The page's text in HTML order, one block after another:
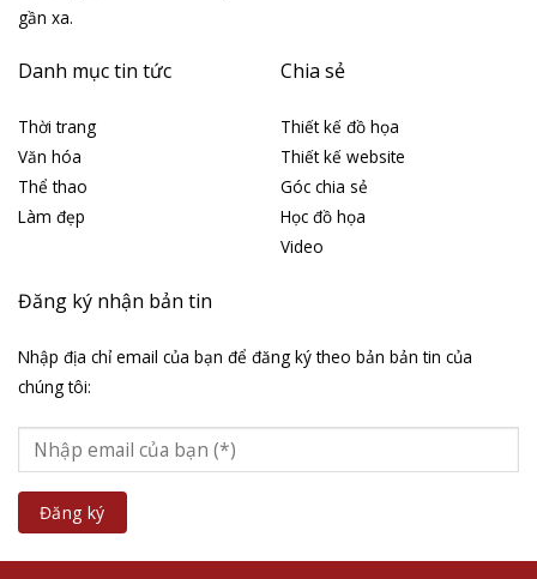
gần xa.
Danh mục tin tức
Thời trang
Văn hóa
Thể thao
Làm đẹp
Chia sẻ
Thiết kế đồ họa
Thiết kế website
Góc chia sẻ
Học đồ họa
Video
Đăng ký nhận bản tin
Nhập địa chỉ email của bạn để đăng ký theo bản bản tin của
chúng tôi: